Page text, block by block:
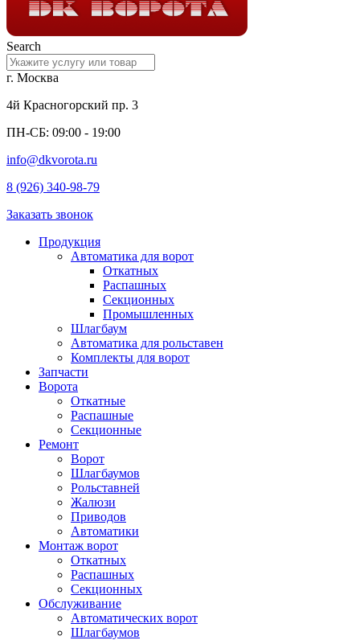
Search
г. Москва
4й Красногорский пр. 3
ПН-СБ: 09:00 - 19:00
info@dkvorota.ru
8 (926) 340-98-79
Заказать звонок
Продукция
Автоматика для ворот
Откатных
Распашных
Секционных
Промышленных
Шлагбаум
Автоматика для рольставен
Комплекты для ворот
Запчасти
Ворота
Откатные
Распашные
Секционные
Ремонт
Ворот
Шлагбаумов
Рольставней
Жалюзи
Приводов
Автоматики
Монтаж ворот
Откатных
Распашных
Секционных
Обслуживание
Автоматических ворот
Шлагбаумов